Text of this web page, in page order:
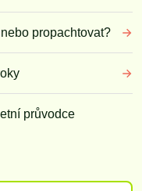
propachtovat?
průvodce